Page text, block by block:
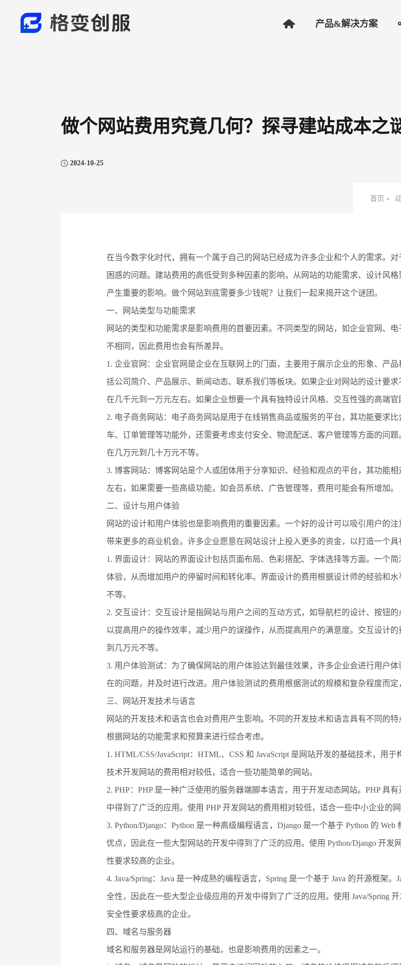
产品&解决方案
做个网站费用究竟几何？探寻建站成本之
2024-10-25
首页 »
在当今数字化时代，拥有一个属于自己的网站已经成为许多企业和个人的需求。
困惑的问题。建站费用的高低受到多种因素的影响，从网站的功能需求、设计风
产生重要的影响。做个网站到底需要多少钱呢？让我们一起来揭开这个谜团。
一、网站类型与功能需求
网站的类型和功能需求是影响费用的首要因素。不同类型的网站，如企业官网、
不相同，因此费用也会有所差异。
1. 企业官网：企业官网是企业在互联网上的门面，主要用于展示企业的形象、产
括公司简介、产品展示、新闻动态、联系我们等板块。如果企业对网站的设计要
在几千元到一万元左右。如果企业想要一个具有独特设计风格、交互性强的高端官
2. 电子商务网站：电子商务网站是用于在线销售商品或服务的平台，其功能要求
车、订单管理等功能外，还需要考虑支付安全、物流配送、客户管理等方面的问
在几万元到几十万元不等。
3. 博客网站：博客网站是个人或团体用于分享知识、经验和观点的平台，其功能
左右，如果需要一些高级功能，如会员系统、广告管理等，费用可能会有所增加。
二、设计与用户体验
网站的设计和用户体验也是影响费用的重要因素。一个好的设计可以吸引用户的
带来更多的商业机会。许多企业愿意在网站设计上投入更多的资金，以打造一个具
1. 界面设计：网站的界面设计包括页面布局、色彩搭配、字体选择等方面。一个
体验，从而增加用户的停留时间和转化率。界面设计的费用根据设计师的经验和
不等。
2. 交互设计：交互设计是指网站与用户之间的互动方式，如导航栏的设计、按钮
以提高用户的操作效率，减少用户的误操作，从而提高用户的满意度。交互设计
到几万元不等。
3. 用户体验测试：为了确保网站的用户体验达到最佳效果，许多企业会进行用户
在的问题，并及时进行改进。用户体验测试的费用根据测试的规模和复杂程度而定
三、网站开发技术与语言
网站的开发技术和语言也会对费用产生影响。不同的开发技术和语言具有不同的
根据网站的功能需求和预算来进行综合考虑。
1. HTML/CSS/JavaScript：HTML、CSS 和 JavaScript 是网站开发的基础技术，用
技术开发网站的费用相对较低，适合一些功能简单的网站。
2. PHP：PHP 是一种广泛使用的服务器端脚本语言，用于开发动态网站。PHP 具
中得到了广泛的应用。使用 PHP 开发网站的费用相对较低，适合一些中小企业的网
3. Python/Django：Python 是一种高级编程语言，Django 是一个基于 Python 的
优点，因此在一些大型网站的开发中得到了广泛的应用。使用 Python/Django 开
性要求较高的企业。
4. Java/Spring：Java 是一种成熟的编程语言，Spring 是一个基于 Java 的开源框架
全性，因此在一些大型企业级应用的开发中得到了广泛的应用。使用 Java/Spring
安全性要求极高的企业。
四、域名与服务器
域名和服务器是网站运行的基础，也是影响费用的因素之一。